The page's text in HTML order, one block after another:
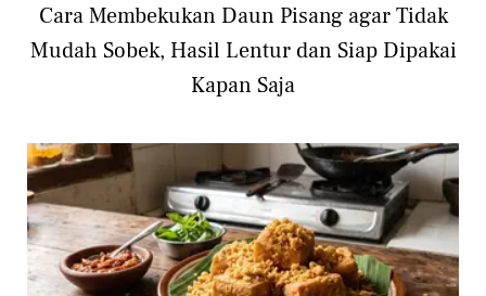
Cara Membekukan Daun Pisang agar Tidak
Mudah Sobek, Hasil Lentur dan Siap Dipakai
Kapan Saja